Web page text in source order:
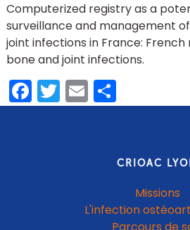
Computerized registry as a
surveillance and management
joint infections in France:
bone and joint infections.
Facebook
Twitter
Email
CRIOAC
Missions
L'infection